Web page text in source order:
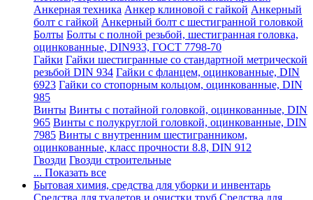
Анкерная техника Анкер клиновой с гайкой Анкерный
болт с гайкой Анкерный болт с шестигранной головкой
Болты Болты с полной резьбой, шестигранная головка,
оцинкованные, DIN933, ГОСТ 7798-70
Гайки Гайки шестигранные со стандартной метрической
резьбой DIN 934 Гайки с фланцем, оцинкованные, DIN
6923 Гайки со стопорным кольцом, оцинкованные, DIN
985
Винты Винты с потайной головкой, оцинкованные, DIN
965 Винты с полукруглой головкой, оцинкованные, DIN
7985 Винты с внутренним шестигранником,
оцинкованные, класс прочности 8.8, DIN 912
Гвозди Гвозди строительные
... Показать все
Бытовая химия, средства для уборки и инвентарь
Средства для туалетов и очистки труб Средства для